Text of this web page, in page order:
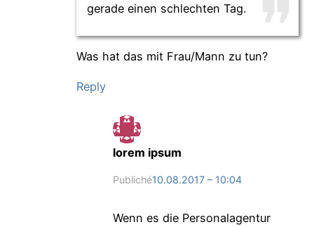
gerade einen schlechten Tag.
Was hat das mit Frau/Mann zu tun?
Reply
lorem ipsum
Publiché10.08.2017 – 10:04
Wenn es die Personalagentur